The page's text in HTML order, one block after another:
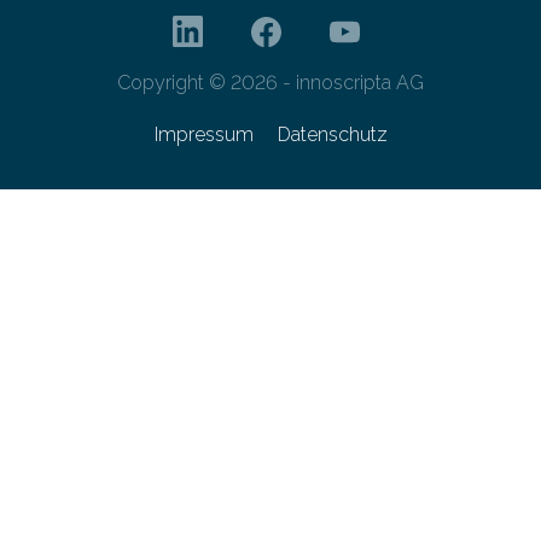
Copyright © 2026 - innoscripta AG
Impressum Datenschutz